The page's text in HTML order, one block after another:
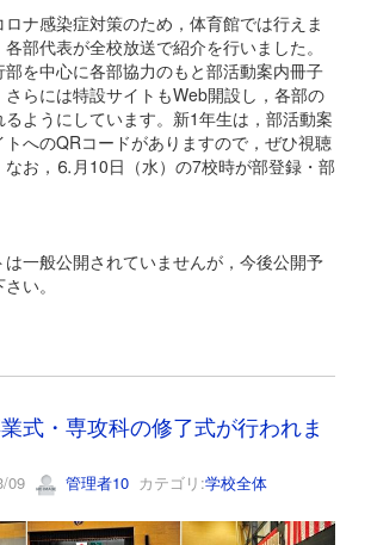
ロナ感染症対策のため，体育館では行えま
部代表が全校放送で紹介を行いました。
部を中心に各部協力のもと部活動案内冊子
らには特設サイトもWeb開設し，各部の
ようにしています。新1年生は，部活動案
へのQRコードがありますので，ぜひ視聴
なお，⒍月10日（水）の7校時が部登録・部
一般公開されていませんが，今後公開予
い。
式・専攻科の修了式が行われま
09 管理者10 カテゴリ:学校全体